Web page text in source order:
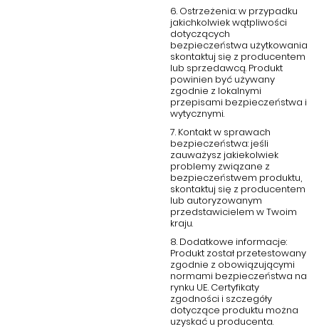
6. Ostrzeżenia: w przypadku
jakichkolwiek wątpliwości
dotyczących
bezpieczeństwa użytkowania
skontaktuj się z producentem
lub sprzedawcą. Produkt
powinien być używany
zgodnie z lokalnymi
przepisami bezpieczeństwa i
wytycznymi.
7. Kontakt w sprawach
bezpieczeństwa: jeśli
zauważysz jakiekolwiek
problemy związane z
bezpieczeństwem produktu,
skontaktuj się z producentem
lub autoryzowanym
przedstawicielem w Twoim
kraju.
8. Dodatkowe informacje:
Produkt został przetestowany
zgodnie z obowiązującymi
normami bezpieczeństwa na
rynku UE. Certyfikaty
zgodności i szczegóły
dotyczące produktu można
uzyskać u producenta.